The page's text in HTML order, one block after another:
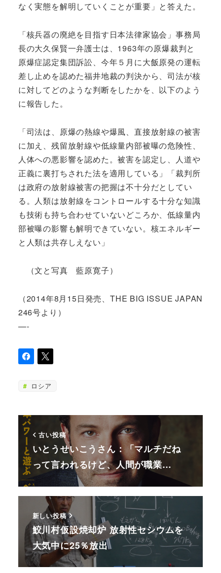
なく実態を解明していくことが重要」と答えた。
「核兵器の廃絶を目指す日本法律家協会」事務局
長の大久保賢一弁護士は、1963年の原爆裁判と
原爆症認定集団訴訟、今年５月に大飯原発の運転
差し止めを認めた福井地裁の判決から、司法が核
に対してどのような判断をしたかを、以下のよう
に報告した。
「司法は、原爆の熱線や爆風、直接放射線の被害
に加え、残留放射線や低線量内部被曝の危険性、
人体への悪影響を認めた。被害を認定し、人道や
正義に裏打ちされた法を適用している」「裁判所
は政府の放射線被害の把握は不十分だとしてい
る。人類は放射線をコントロールする十分な知識
も技術も持ち合わせていないどころか、低線量内
部被曝の影響も解明できていない。核エネルギー
と人類は共存しえない」
（文と写真 藍原寛子）
（2014年8月15日発売、THE BIG ISSUE JAPAN
246号より）
—-
ロシア
古い投稿
いとうせいこうさん：「マルチだね
って言われるけど、人間が職業…
新しい投稿
鮫川村仮設焼却炉 放射性セシウムを
大気中に25％放出